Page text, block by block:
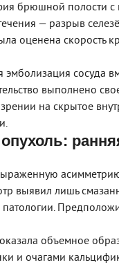
брюшной полости
— разрыв
оценена скорость
эмболизация сосуда
выполнено
на скрытое
выявил лишь
объемное
и очагами